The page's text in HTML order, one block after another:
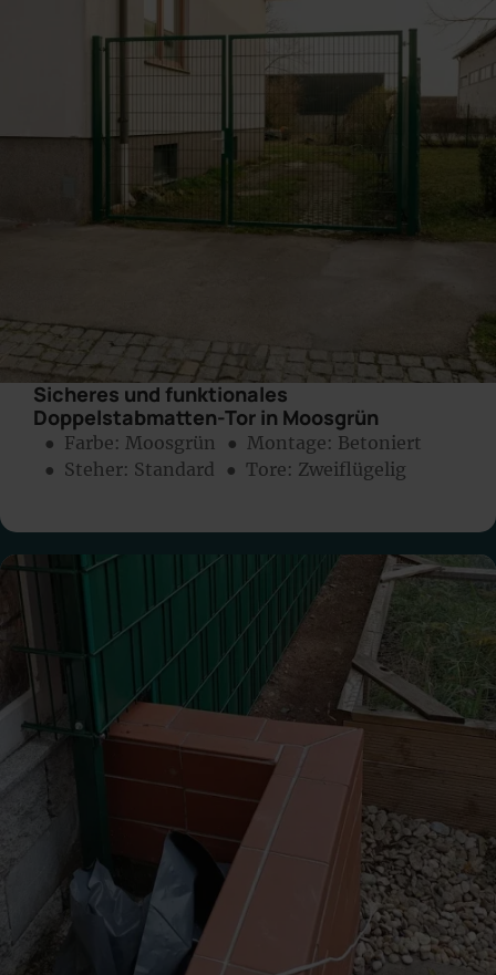
Sicheres und funktionales
Doppelstabmatten-Tor in Moosgrün
● Farbe: Moosgrün ● Montage: Betoniert
● Steher: Standard
● Tore: Zweiflügelig